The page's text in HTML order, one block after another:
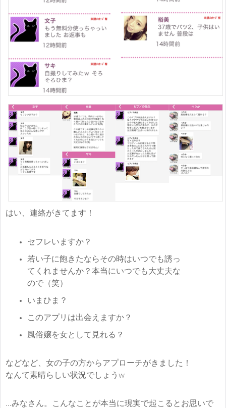
はい、連絡がきてます！
セフレいますか？
若い子に飽きたならその時はいつでも誘っ
てくれませんか？本当にいつでも大丈夫な
ので（笑）
いまひま？
このアプリは出会えますか？
風俗嬢を女として見れる？
などなど、女の子の方からアプローチがきました！
なんて素晴らしい状況でしょうw
…みなさん。こんなことが本当に現実で起こるとお思いで